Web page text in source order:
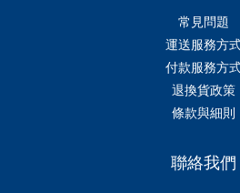
常見問題
運送服務方
付款服務方
退換貨政策
條款與細則
聯絡我們